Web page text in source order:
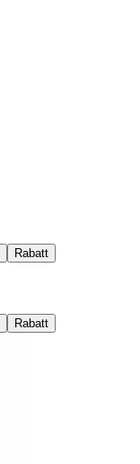
Rabatt
Rabatt